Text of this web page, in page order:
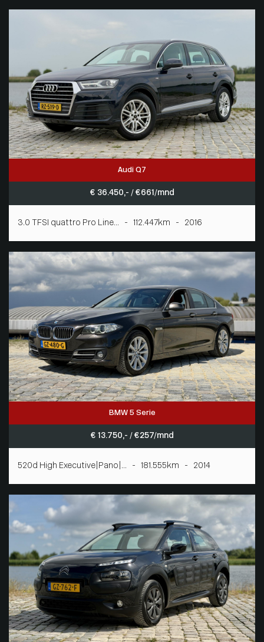
Audi Q7
€ 36.450,- / € 661/mnd
3.0 TFSI quattro Pro Line... - 112.447km - 2016
BMW 5 Serie
€ 13.750,- / € 257/mnd
520d High Executive|Pano|... - 181.555km - 2014